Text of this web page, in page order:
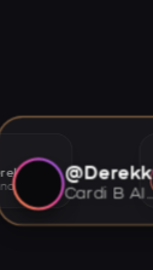
Cardi B AI
AI voice